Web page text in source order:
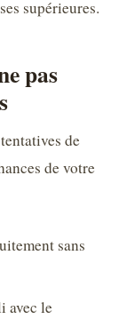
supérieures.
pas
de
de votre
sans
avec le